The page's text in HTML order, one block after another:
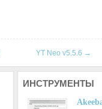
YT Neo v5.5.6 →
ИНСТРУМЕНТЫ